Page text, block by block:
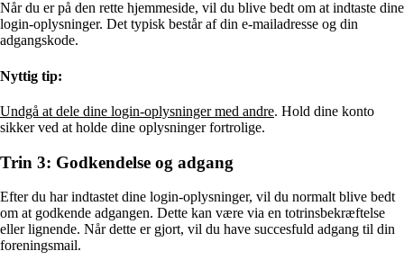
Når du er på den rette hjemmeside, vil du blive bedt om at indtaste dine
login-oplysninger. Det typisk består af din e-mailadresse og din
adgangskode.
Nyttig tip:
Undgå at dele dine login-oplysninger med andre. Hold dine konto
sikker ved at holde dine oplysninger fortrolige.
Trin 3: Godkendelse og adgang
Efter du har indtastet dine login-oplysninger, vil du normalt blive bedt
om at godkende adgangen. Dette kan være via en totrinsbekræftelse
eller lignende. Når dette er gjort, vil du have succesfuld adgang til din
foreningsmail.